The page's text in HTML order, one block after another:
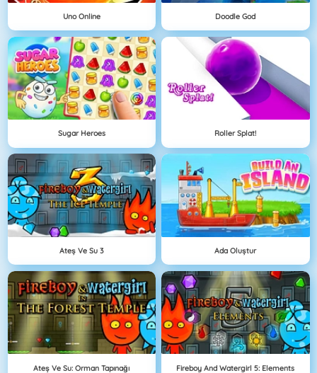
Uno Online Doodle God
Sugar Heroes Roller Splat!
Ateş Ve Su 3 Ada Oluştur
Ateş Ve Su: Orman Tapınağı Fireboy And Watergirl 5: Elements